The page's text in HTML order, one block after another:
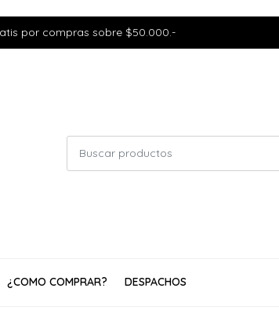
por compras sobre $50.000.-
¿COMO COMPRAR? DESPACHOS